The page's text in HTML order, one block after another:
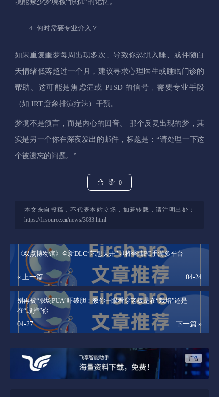
何时需要专业介入？
如果重复噩梦每周出现多次、导致你恐惧入睡、或伴随白
天情绪低落超过一个月，建议寻求心理医生或睡眠门诊的
帮助。这可能是焦虑症或 PTSD 的信号，需要专业手段
（如 IRT 意象排演疗法）干预。
梦境不是预言，而是内心的回音。 那个反复出现的梦，其
实是另一个你在深夜发出的邮件，标题是：“请处理一下这
个被遗忘的问题。”
赞 0
本文来自投稿，不代表本站立场，如若转载，请注明出处：
https://firsource.cn/news/3083.html
《双点博物馆》全新DLC“艺想天开”即将登陆PG手游多平台
« 上一篇 04-24
别再被“职场PUA”吓破胆：教你一眼看穿老板是在“栽培”还是
在“毁掉”你
下一篇 »
04-27